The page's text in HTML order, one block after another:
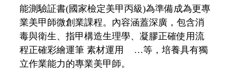
能測驗証書(國家檢定美甲丙級)為準備成為更專
業美甲師微創業課程。內容涵蓋深廣，包含消
毒與衛生、指甲構造生理學、凝膠正確使用流
程正確彩繪運筆 素材運用 …等，培養具有獨
立作業能力的專業美甲師。